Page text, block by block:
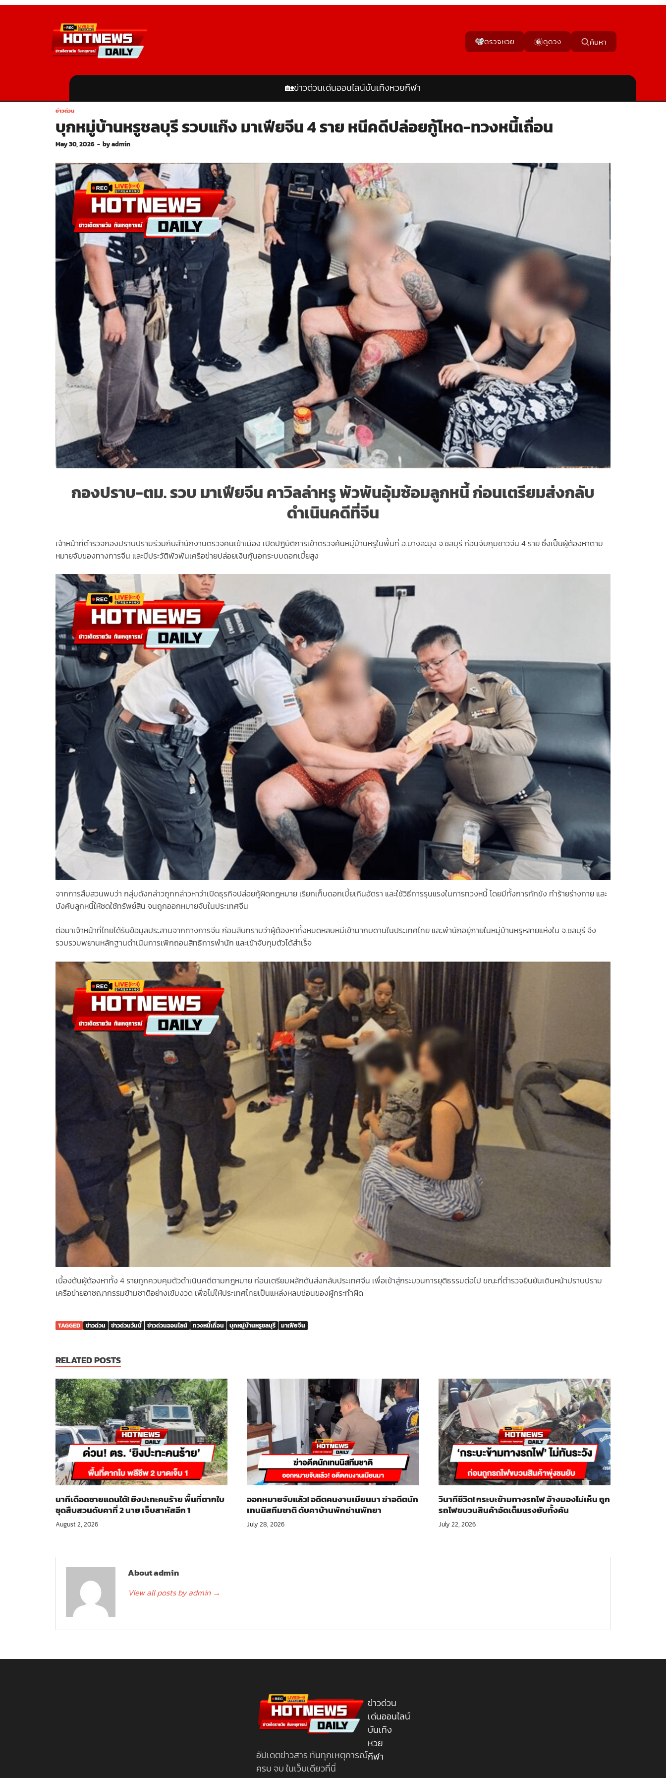
ตรวจหวย ดูดวง ค้นหา
🏡ข่าวด่วนเด่นออนไลน์บันเทิงหวยกีฬา
ข่าวด่วน
บุกหมู่บ้านหรูชลบุรี รวบแก๊ง มาเฟียจีน 4 ราย หนีคดีปล่อยกู้โหด-ทวงหนี้เถื่อน
May 30, 2026 - byadmin
กองปราบ-ตม. รวบ มาเฟียจีน คาวิลล่าหรู พัวพันอุ้มซ้อมลูกหนี้ ก่อนเตรียมส่งกลับ
ดำเนินคดีที่จีน
เจ้าหน้าที่ตำรวจกองปราบปรามร่วมกับสำนักงานตรวจคนเข้าเมือง เปิดปฏิบัติการเข้าตรวจค้นหมู่บ้านหรูในพื้นที่ อ.บางละมุง จ.ชลบุรี ก่อนจับกุมชาวจีน 4 ราย ซึ่งเป็นผู้ต้องหาตาม
หมายจับของทางการจีน และมีประวัติพัวพันเครือข่ายปล่อยเงินกู้นอกระบบดอกเบี้ยสูง
จากการสืบสวนพบว่า กลุ่มดังกล่าวถูกกล่าวหาว่าเปิดธุรกิจปล่อยกู้ผิดกฎหมาย เรียกเก็บดอกเบี้ยเกินอัตรา และใช้วิธีการรุนแรงในการทวงหนี้ โดยมีทั้งการกักขัง ทำร้ายร่างกาย และ
บังคับลูกหนี้ให้ชดใช้ทรัพย์สิน จนถูกออกหมายจับในประเทศจีน
ต่อมาเจ้าหน้าที่ไทยได้รับข้อมูลประสานจากทางการจีน ก่อนสืบทราบว่าผู้ต้องหาทั้งหมดหลบหนีเข้ามากบดานในประเทศไทย และพำนักอยู่ภายในหมู่บ้านหรูหลายแห่งใน จ.ชลบุรี จึง
รวบรวมพยานหลักฐานดำเนินการเพิกถอนสิทธิการพำนัก และเข้าจับกุมตัวได้สำเร็จ
เบื้องต้นผู้ต้องหาทั้ง 4 รายถูกควบคุมตัวดำเนินคดีตามกฎหมาย ก่อนเตรียมผลักดันส่งกลับประเทศจีน เพื่อเข้าสู่กระบวนการยุติธรรมต่อไป ขณะที่ตำรวจยืนยันเดินหน้าปราบปราม
เครือข่ายอาชญากรรมข้ามชาติอย่างเข้มงวด เพื่อไม่ให้ประเทศไทยเป็นแหล่งหลบซ่อนของผู้กระทำผิด
TAGGED ข่าวด่วน ข่าวด่วนวันนี้ ข่าวด่วนออนไลน์ ทวงหนี้เถื่อน บุกหมู่บ้านหรูชลบุรี มาเฟียจีน
RELATED POSTS
นาทีเดือดชายแดนใต้! ยิงปะทะคนร้าย พื้นที่ตากใบ
ชุดสืบสวนดับคาที่ 2 นาย เจ็บสาหัสอีก 1
August 2, 2026
ออกหมายจับแล้ว! อดีตคนงานเมียนมา ฆ่าอดีตนัก
เทนนิสทีมชาติ ดับคาบ้านพักย่านพัทยา
July 28, 2026
วินาทีชีวิต! กระบะข้ามทางรถไฟ อ้างมองไม่เห็น ถูก
รถไฟขบวนสินค้าอัดเต็มแรงยับทั้งคัน
July 22, 2026
About admin
View all posts by admin →
อัปเดตข่าวสาร ทันทุกเหตุการณ์
ครบ จบ ในเว็บเดียวที่นี่
ข่าวด่วน
เด่นออนไลน์
บันเทิง
หวย
กีฬา